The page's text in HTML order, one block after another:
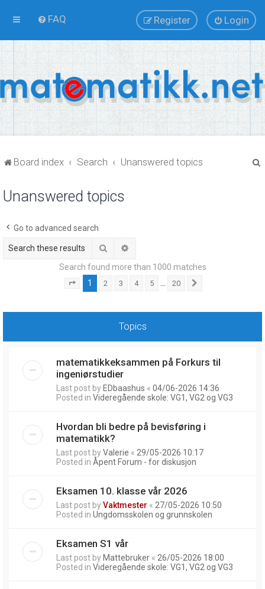
FAQ Login
Register
Board index Search Unanswered topics
Unanswered topics
Go to advanced search
Search
Search found more than 1000 matches
Page of 20
1 2 3 4 5 20
Topics
matematikkeksammen på Forkurs til
ingeniørstudier
Last post by EDbaashus « 04/06-2026 14:36
Posted in Videregående skole: VG1, VG2 og VG3
Hvordan bli bedre på bevisføring i
matematikk?
Last post byValerie « 29/05-2026 10:17
Posted in Åpent Forum - for diskusjon
Eksamen 10. klasse vår 2026
Last post byVaktmester « 27/05-2026 10:50
Posted in Ungdomsskolen og grunnskolen
Eksamen S1 vår
Last post by Mattebruker « 26/05-2026 18:00
Posted in Videregående skole: VG1, VG2 og VG3